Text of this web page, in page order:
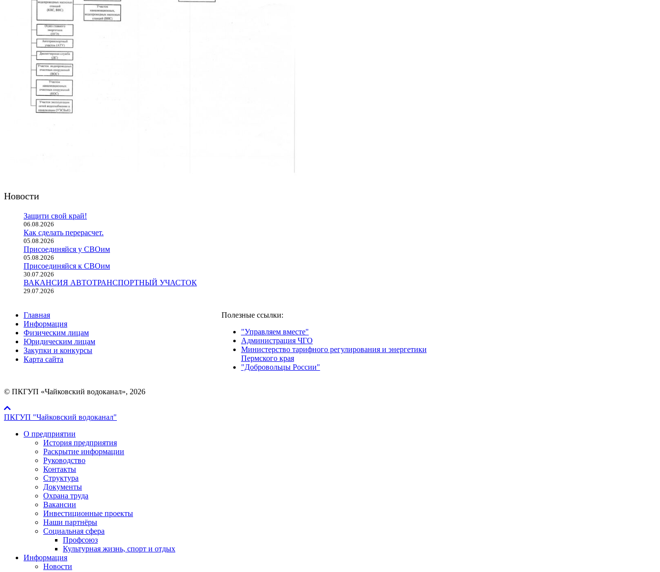
Новости
Защити свой край!
06.08.2026
Как сделать перерасчет.
05.08.2026
Присоединяйся у СВОим
05.08.2026
Присоединяйся к СВОим
30.07.2026
ВАКАНСИЯ АВТОТРАНСПОРТНЫЙ УЧАСТОК
29.07.2026
Главная
Информация
Физическим лицам
Юридическим лицам
Закупки и конкурсы
Карта сайта
Полезные ссылки:
"Управляем вместе"
Администрация ЧГО
Министерство тарифного регулирования и энергетики
Пермского края
"Добровольцы России"
© ПКГУП «Чайковский водоканал», 2026
ПКГУП "Чайковский водоканал"
О предприятии
История предприятия
Раскрытие информации
Руководство
Контакты
Структура
Документы
Охрана труда
Вакансии
Инвестиционные проекты
Наши партнёры
Социальная сфера
Профсоюз
Культурная жизнь, спорт и отдых
Информация
Новости